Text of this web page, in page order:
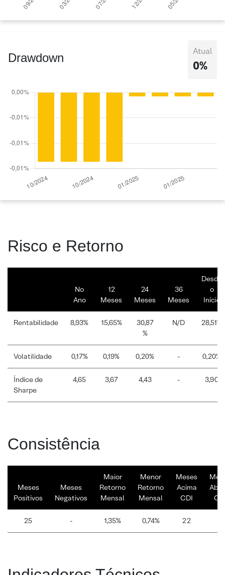
Drawdown Atual
0%
Risco e Retorno
No
Ano
12
Meses
24
Meses
36
Meses
Desde
o
Início
Rentabilidade 8,93% 15,65%
30,87
%
N/D 28,51%
Volatilidade 0,17% 0,19% 0,20% - 0,20%
Índice de
Sharpe
4,65 3,67 4,43 - 3,90
Consistência
Meses
Positivos
Meses
Negativos
Maior
Retorno
Mensal
Menor
Retorno
Mensal
Meses
Acima
CDI
25 - 1,35% 0,74% 22